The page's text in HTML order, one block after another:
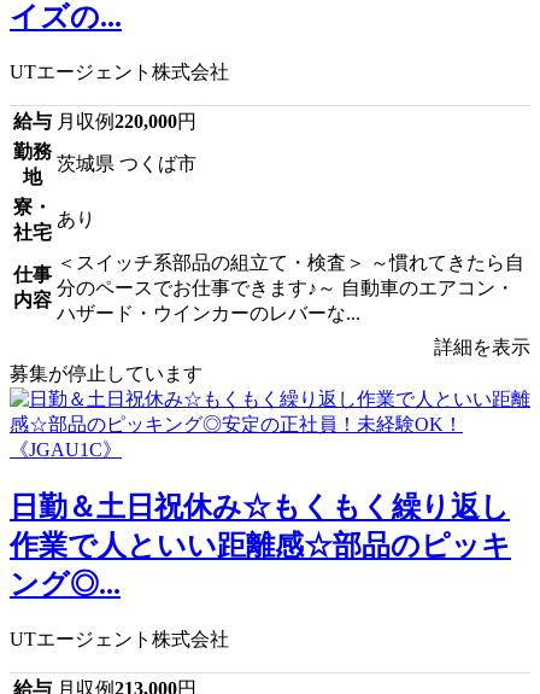
イズの...
UTエージェント株式会社
給与 月収例220,000円
勤務
地
茨城県 つくば市
寮・
社宅
あり
仕事
内容
＜スイッチ系部品の組立て・検査＞ ～慣れてきたら自
分のペースでお仕事できます♪～ 自動車のエアコン・
ハザード・ウインカーのレバーな...
詳細を表示
募集が停止しています
日勤＆土日祝休み☆もくもく繰り返し
作業で人といい距離感☆部品のピッキ
ング◎...
UTエージェント株式会社
給与 月収例213,000円